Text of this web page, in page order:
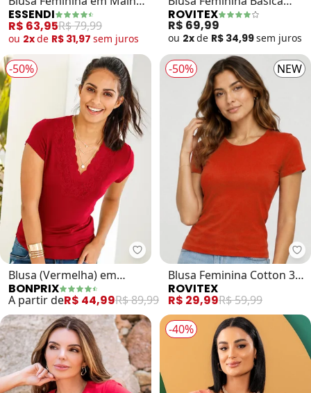
Comfort (Bordô)
ESSENDI
R$ 63,95R$ 79,99
ou 2xde R$ 31,97 sem juros
(Vermelho)
ROVITEX
R$ 69,99
ou 2xde R$ 34,99sem juros
-50%
bonprix - Blusa (Vermelha) em
Blusa (Vermelha) em
Malha de Viscose
BONPRIX
A partir deR$ 44,99R$ 89,99
-50% NEW
Blusa Feminina Cotton 30
Básica (Vermelho)
ROVITEX
R$ 29,99R$ 59,99
-40%